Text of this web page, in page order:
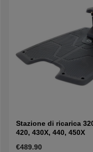
Stazione di ricarica
420, 430X, 440, 450X
€489.90